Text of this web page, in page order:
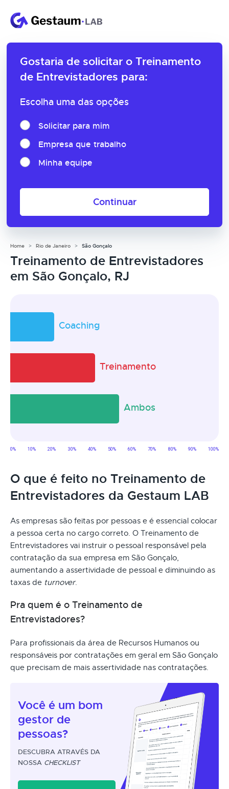
Gostaria de solicitar o Treinamento
de Entrevistadores para:
Escolha uma das opções
Solicitar para mim
Empresa que trabalho
Minha equipe
Continuar
Home Rio de Janeiro São Gonçalo
Treinamento de Entrevistadores
em São Gonçalo, RJ
O que é feito no Treinamento de
Entrevistadores da Gestaum LAB
As empresas são feitas por pessoas e é essencial colocar
a pessoa certa no cargo correto. O Treinamento de
Entrevistadores vai instruir o pessoal responsável pela
contratação da sua empresa em São Gonçalo,
aumentando a assertividade de pessoal e diminuindo as
taxas de turnover.
Pra quem é o Treinamento de
Entrevistadores?
Para profissionais da área de Recursos Humanos ou
responsáveis por contratações em geral em São Gonçalo
que precisam de mais assertividade nas contratações.
Você é um bom
gestor de
pessoas?
DESCUBRA ATRAVÉS DA
NOSSA CHECKLIST